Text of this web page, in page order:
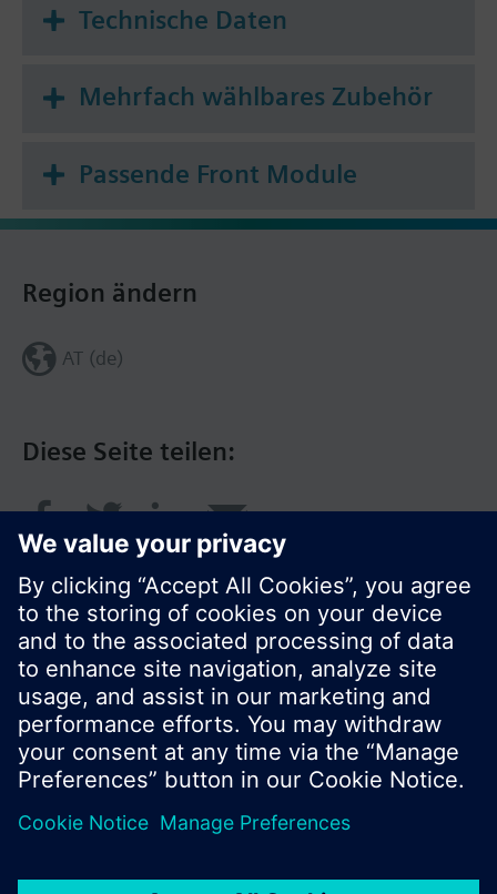
Technische Daten
Mehrfach wählbares Zubehör
Passende Front Module
Diese Seite teilen:
Region ändern
AT (de)
© Siemens Schweiz AG 2016
Produktangebot und Preise können pro Land